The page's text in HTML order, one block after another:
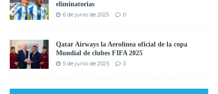
eliminatorias
6 de junio de 2025 0
Qatar Airways la Aerolinea oficial de la copa
Mundial de clubes FIFA 2025
5 de junio de 2025 0